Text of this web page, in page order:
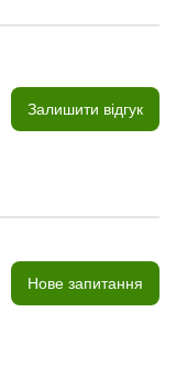
Залишити відгук
Нове запитання